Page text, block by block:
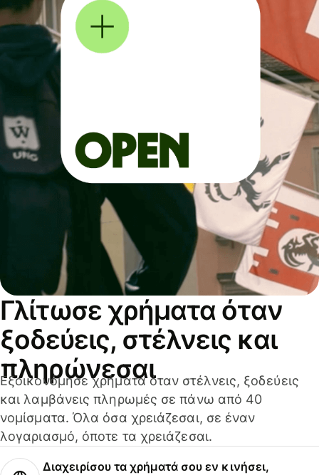
Γλίτωσε χρήματα όταν
ξοδεύεις, στέλνεις και
πληρώνεσαι
Εξοικονόμησε χρήματα όταν στέλνεις, ξοδεύεις
και λαμβάνεις πληρωμές σε πάνω από 40
νομίσματα. Όλα όσα χρειάζεσαι, σε έναν
λογαριασμό, όποτε τα χρειάζεσαι.
Διαχειρίσου τα χρήματά σου εν κινήσει,